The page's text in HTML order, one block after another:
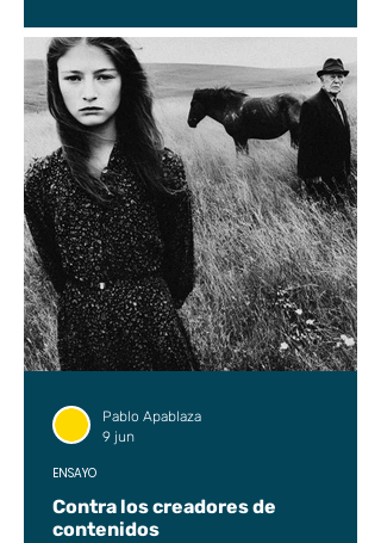
Contra los creadores de
contenidos
ENSAYO
Pablo Apablaza
9 jun